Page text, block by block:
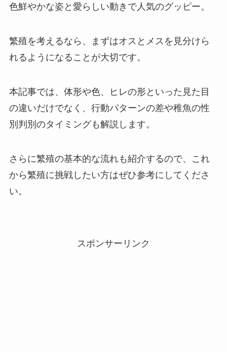
色鮮やかな姿と愛らしい動きで人気のグッピー。
繁殖を考えるなら、まずはオスとメスを見分けら
れるようになることが大切です。
本記事では、体形や色、ヒレの形といった見た目
の違いだけでなく、行動パターンの差や稚魚の性
別判別のタイミングも解説します。
さらに繁殖の基本的な流れも紹介するので、これ
から繁殖に挑戦したい方はぜひ参考にしてくださ
い。
スポンサーリンク